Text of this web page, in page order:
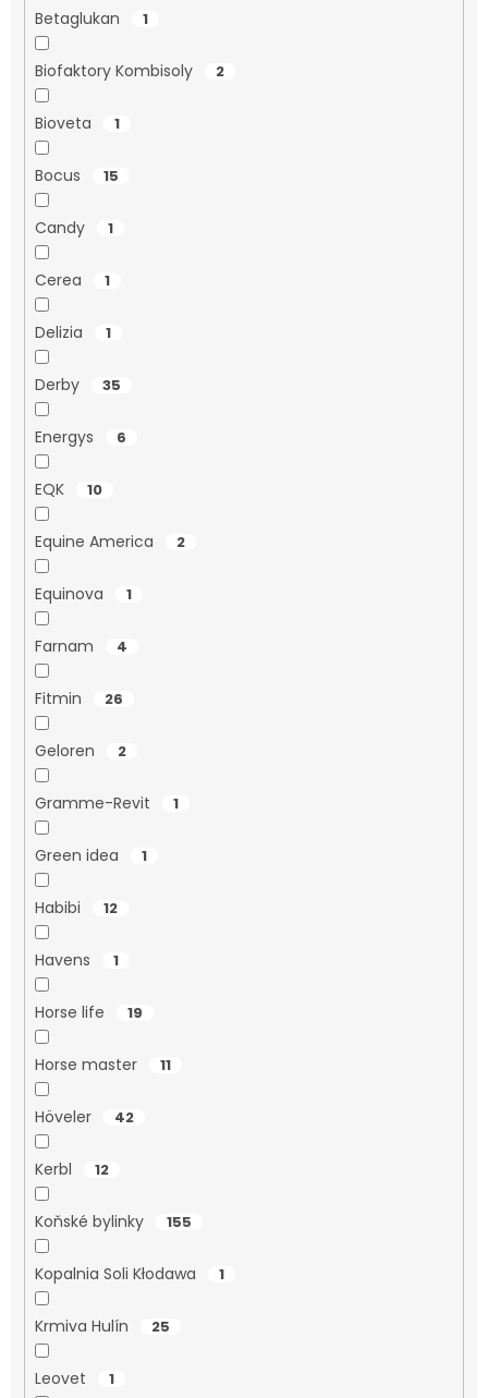
Betaglukan 1
Biofaktory Kombisoly 2
Bioveta 1
Bocus 15
Candy 1
Cerea 1
Delizia 1
Derby 35
Energys 6
EQK 10
Equine America 2
Equinova 1
Farnam 4
Fitmin 26
Geloren 2
Gramme-Revit 1
Green idea 1
Habibi 12
Havens 1
Horse life 19
Horse master 11
Höveler 42
Kerbl 12
Koňské bylinky 155
Kopalnia Soli Kłodawa 1
Krmiva Hulín 25
Leovet 1